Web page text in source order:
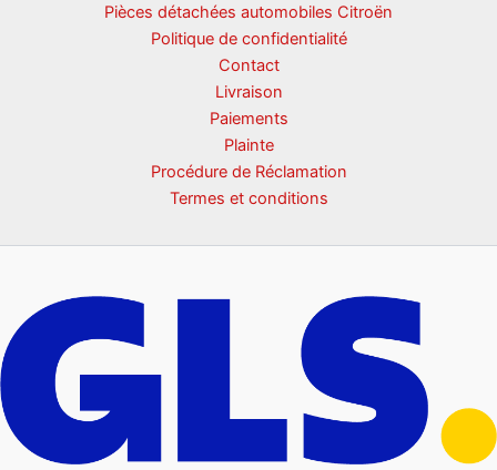
Pièces détachées automobiles Citroën
Politique de confidentialité
Contact
Livraison
Paiements
Plainte
Procédure de Réclamation
Termes et conditions